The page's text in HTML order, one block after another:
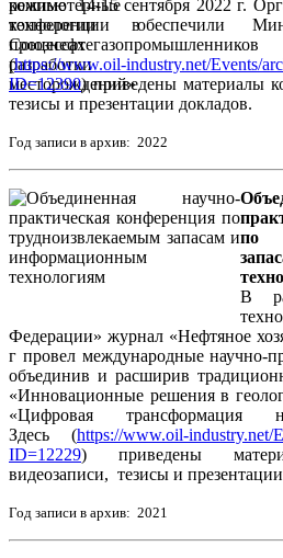
режиме 14-15 сентября 2022 г.
конференции
(https://www.oil-industry.net/Events/
ID=12390) приведены материалы
тезисы и презентации докладов.
Год записи в архив: 2022
по
В
Федерации» журнал «Нефтяное
г провел международные научно-
объединив и расширив
«Инновационные решения в
«Цифровая трансформация
Здесь (https://www.oil-industry.net/
ID=12229) приведены
видеозаписи, тезисы и
Год записи в архив: 2021